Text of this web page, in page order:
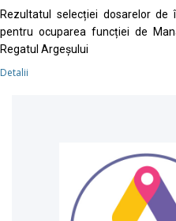
Rezultatul selecției dosarelor
pentru ocuparea funcției de
Regatul Argeșului
Detalii